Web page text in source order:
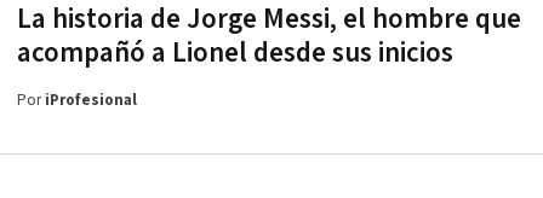
La historia de Jorge Messi, el hombre que
acompañó a Lionel desde sus inicios
PoriProfesional